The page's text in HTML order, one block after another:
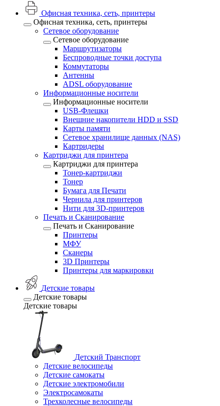
Офисная техника, cеть, принтеры
Офисная техника, cеть, принтеры
Сетевое оборудование
Сетевое оборудование
Маршрутизаторы
Беспроводные точки доступа
Коммутаторы
Антенны
ADSL оборудование
Информационные носители
Информационные носители
USB-Флешки
Внешние накопители HDD и SSD
Карты памяти
Сетевое хранилище данных (NAS)
Картридеры
Картриджи для принтера
Картриджи для принтера
Тонер-картриджи
Тонер
Бумага для Печати
Чернила для принтеров
Нити для 3D-принтеров
Печать и Сканирование
Печать и Сканирование
Принтеры
МФУ
Сканеры
3D Принтеры
Принтеры для маркировки
Детские товары
Детские товары
Детские товары
Детский Транспорт
Детские велосипеды
Детские самокаты
Детские электромобили
Электросамокаты
Трехколесные велосипеды